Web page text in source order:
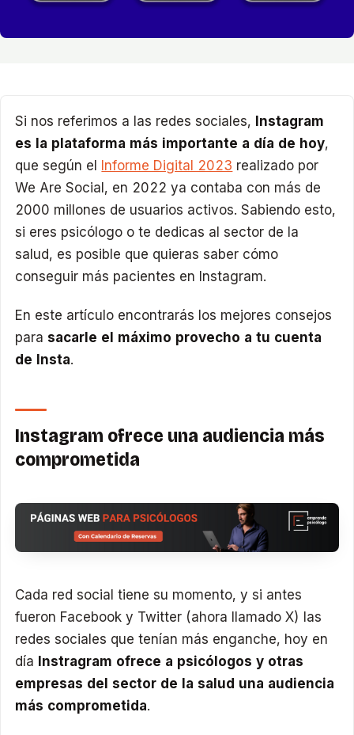
Si nos referimos a las redes sociales, Instagram
es la plataforma más importante a día de hoy,
que según el
Informe Digital 2023 realizado por
We Are Social, en 2022 ya contaba con más de
2000 millones de usuarios activos. Sabiendo esto,
si eres psicólogo o te dedicas al sector de la
salud, es posible que quieras saber cómo
conseguir más pacientes en Instagram.
En este artículo encontrarás los mejores consejos
parasacarle el máximo provecho a tu cuenta
de Insta.
Instagram ofrece una audiencia más
comprometida
Cada red social tiene su momento, y si antes
fueron Facebook y Twitter (ahora llamado X) las
redes sociales que tenían más enganche, hoy en
día Instragram ofrece a psicólogos y otras
empresas del sector de la salud una audiencia
más comprometida.